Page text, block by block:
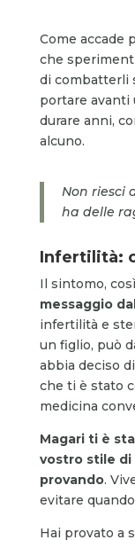
Come accade
che
di combatterli
portare avanti
durare anni,
alcuno.
Non riesci
ha delle
Infertilità:
Il sintomo,
messaggio
infertilità e
un figlio, può
abbia deciso
che ti è stato
medicina
Magari ti è
vostro stile
provando.
evitare
Hai provato a